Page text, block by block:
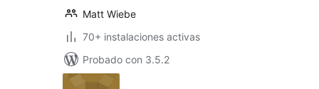
Matt Wiebe
70+ instalaciones activas
Probado con 3.5.2